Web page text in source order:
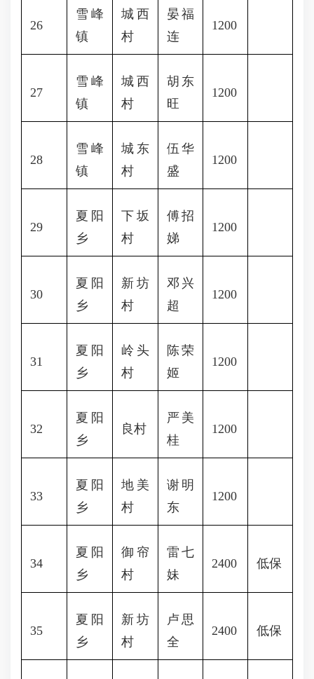
26
雪峰
镇
城西
村
晏福
连
1200
27
雪峰
镇
城西
村
胡东
旺
1200
28
雪峰
镇
城东
村
伍华
盛
1200
29
夏阳
乡
下坂
村
傅招
娣
1200
30
夏阳
乡
新坊
村
邓兴
超
1200
31
夏阳
乡
岭头
村
陈荣
姬
1200
32
夏阳
乡
良村
严美
桂
1200
33
夏阳
乡
地美
村
谢明
东
1200
34
夏阳
乡
御帘
村
雷七
妹
2400 低保
35
夏阳
乡
新坊
村
卢思
全
2400 低保